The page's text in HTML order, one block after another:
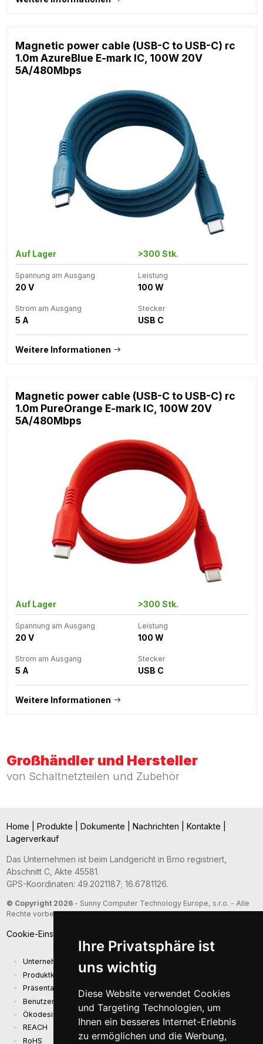
Ihre Privatsphäre ist
uns wichtig
Diese Website verwendet Cookies
und Targeting Technologien, um
Ihnen ein besseres Internet-Erlebnis
zu ermöglichen und die Werbung,
Magnetic power cable (USB-C to USB-C) rc
1.0m AzureBlue E-mark IC, 100W 20V
5A/480Mbps
Auf Lager >300 Stk.
Spannung am Ausgang
20 V
Leistung
100 W
Strom am Ausgang
5 A
Stecker
USB C
Weitere Informationen
Magnetic power cable (USB-C to USB-C) rc
1.0m PureOrange E-mark IC, 100W 20V
5A/480Mbps
Auf Lager >300 Stk.
Spannung am Ausgang
20 V
Leistung
100 W
Strom am Ausgang
5 A
Stecker
USB C
Weitere Informationen
Großhändler und Hersteller
von Schaltnetzteilen und Zubehör
Home Produkte Dokumente Nachrichten Kontakte
Lagerverkauf
Das Unternehmen ist beim Landgericht in Brno registriert,
Abschnitt C, Akte 45581.
GPS-Koordinaten: 49.2021187; 16.6781126.
© Copyright 2026- Sunny Computer Technology Europe, s.r.o. - Alle
Rechte vorbehalten
Cookie-Einstellungen
Unternehmenspräsentation
Produktkatalog
Präsentationskatalog
Benutzerhandbuch und Sicherheitsinformationen
Ökodesign-Anforderungen (EU) 2019/1782
REACH
RoHS